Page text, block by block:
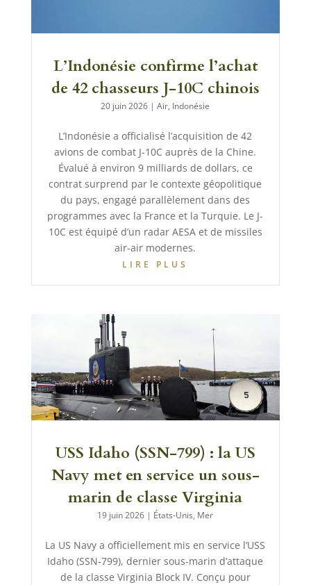
L’Indonésie confirme l’achat
de 42 chasseurs J-10C chinois
20 juin 2026 |Air, Indonésie
L’Indonésie a officialisé l’acquisition de 42
avions de combat J-10C auprès de la Chine.
Évalué à environ 9 milliards de dollars, ce
contrat surprend par le contexte géopolitique
du pays, engagé parallèlement dans des
programmes avec la France et la Turquie. Le J-
10C est équipé d’un radar AESA et de missiles
air-air modernes.
LIRE PLUS
USS Idaho (SSN-799) : la US
Navy met en service un sous-
marin de classe Virginia
19 juin 2026 | États-Unis, Mer
La US Navy a officiellement mis en service l’USS
Idaho (SSN-799), dernier sous-marin d’attaque
de la classe Virginia Block IV. Conçu pour